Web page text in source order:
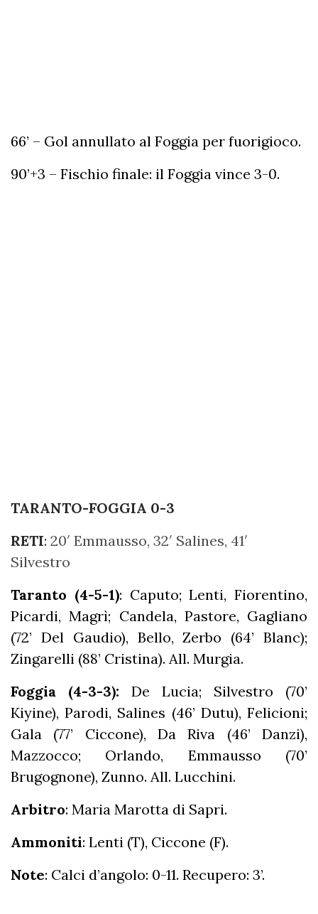
66’ – Gol annullato al Foggia per fuorigioco.
90’+3 – Fischio finale: il Foggia vince 3-0.
TARANTO-FOGGIA 0-3
RETI: 20′ Emmausso, 32′ Salines, 41′
Silvestro
Taranto (4-5-1): Caputo; Lenti, Fiorentino,
Picardi, Magrì; Candela, Pastore, Gagliano
(72’ Del Gaudio), Bello, Zerbo (64’ Blanc);
Zingarelli (88’ Cristina). All. Murgia.
Foggia (4-3-3): De Lucia; Silvestro (70’
Kiyine), Parodi, Salines (46’ Dutu), Felicioni;
Gala (77’ Ciccone), Da Riva (46’ Danzi),
Mazzocco; Orlando, Emmausso (70’
Brugognone), Zunno. All. Lucchini.
Arbitro: Maria Marotta di Sapri.
Ammoniti: Lenti (T), Ciccone (F).
Note: Calci d’angolo: 0-11. Recupero: 3’.